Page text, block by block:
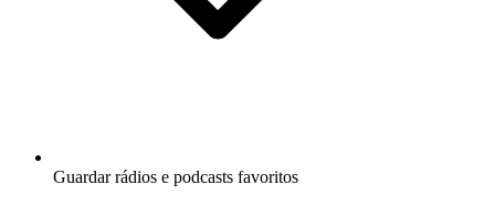
Guardar rádios e podcasts favoritos